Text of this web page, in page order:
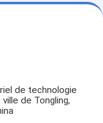
de technologie
de Tongling,